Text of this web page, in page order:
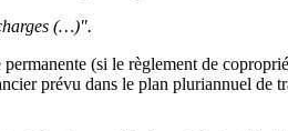
(…)".
(si le règlement de
prévu dans le plan pluriannuel de